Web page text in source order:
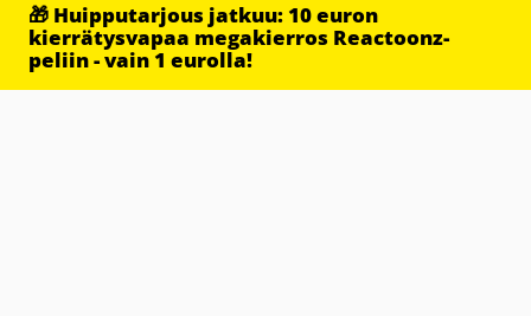
🎁 Huipputarjous jatkuu: 10 euron
kierrätysvapaa megakierros Reactoonz-
peliin - vain 1 eurolla!